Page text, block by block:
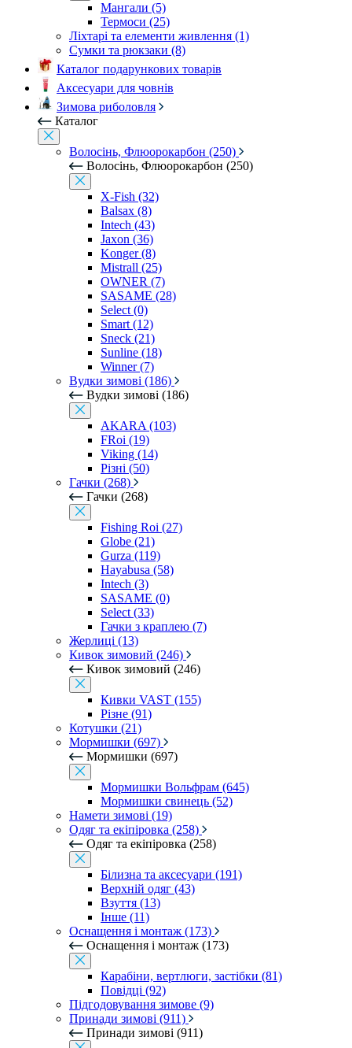
Мангали (5)
Термоси (25)
Ліхтарі та елементи живлення (1)
Сумки та рюкзаки (8)
Каталог подарункових товарів
Аксесуари для човнів
Зимова риболовля
Каталог
Волосінь, Флюорокарбон (250)
Волосінь, Флюорокарбон (250)
X-Fish (32)
Balsax (8)
Intech (43)
Jaxon (36)
Konger (8)
Mistrall (25)
OWNER (7)
SASAME (28)
Select (0)
Smart (12)
Sneck (21)
Sunline (18)
Winner (7)
Вудки зимові (186)
Вудки зимові (186)
AKARA (103)
FRoi (19)
Viking (14)
Різні (50)
Гачки (268)
Гачки (268)
Fishing Roi (27)
Globe (21)
Gurza (119)
Hayabusa (58)
Intech (3)
SASAME (0)
Select (33)
Гачки з краплею (7)
Жерлиці (13)
Кивок зимовий (246)
Кивок зимовий (246)
Кивки VAST (155)
Різне (91)
Котушки (21)
Мормишки (697)
Мормишки (697)
Мормишки Вольфрам (645)
Мормишки свинець (52)
Намети зимові (19)
Одяг та екіпіровка (258)
Одяг та екіпіровка (258)
Білизна та аксесуари (191)
Верхній одяг (43)
Взуття (13)
Інше (11)
Оснащення і монтаж (173)
Оснащення і монтаж (173)
Карабіни, вертлюги, застібки (81)
Повідці (92)
Підгодовування зимове (9)
Принади зимові (911)
Принади зимові (911)